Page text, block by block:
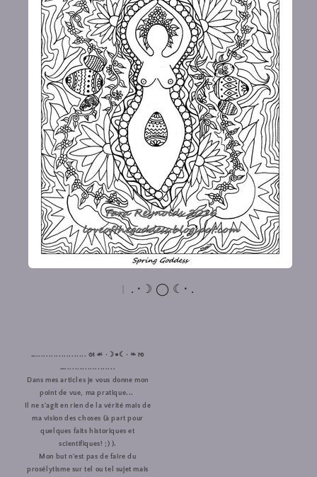
. •☽ ◯ ☾• .
….................... ᘛ ☙ •☽●☾• ❧ ᘚ
…....................
Dans mes articles je vous donne mon
point de vue, ma pratique...
Il ne s'agit en rien de la vérité mais de
ma vision des choses (à part pour
quelques faits historiques et
scientifiques! ;) ).
Mon but n'est pas de faire du
prosélytisme sur tel ou tel sujet mais